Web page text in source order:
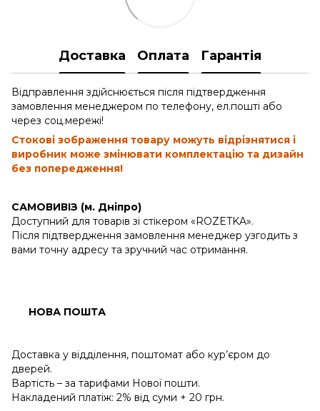
Доставка Оплата Гарантія
Відправлення здійснюється після підтвердження
замовлення менеджером по телефону, ел.пошті або
через соц.мережі!
Стокові зображення товару можуть відрізнятися і
виробник може змінювати комплектацію та дизайн
без попередження!
САМОВИВІЗ (м. Дніпро)
Доступний для товарів зі стікером «ROZETKA».
Після підтвердження замовлення менеджер узгодить з
вами точну адресу та зручний час отримання.
НОВА ПОШТА
Доставка у відділення, поштомат або кур’єром до
дверей.
Вартість – за тарифами Нової пошти.
Накладений платіж: 2% від суми + 20 грн.